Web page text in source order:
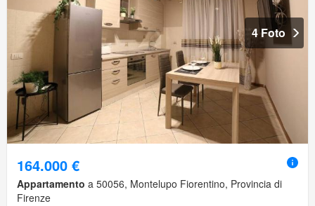
4 Foto
164.000 €
Appartamento a 50056, Montelupo Fiorentino, Provincia di
Firenze